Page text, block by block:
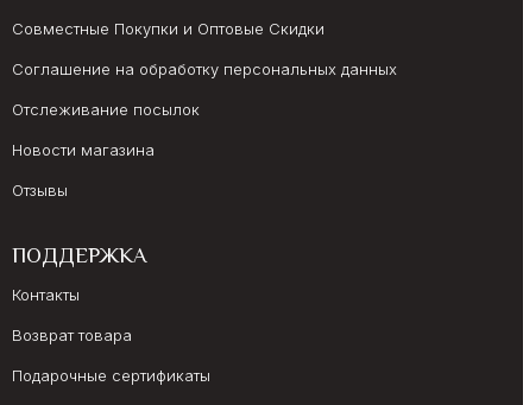
Совместные Покупки и Оптовые Скидки
Соглашение на обработку персональных данных
Отслеживание посылок
Новости магазина
Отзывы
ПОДДЕРЖКА
Контакты
Возврат товара
Подарочные сертификаты